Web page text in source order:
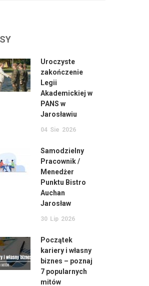
Uroczyste
zakończenie
Legii
Akademickiej w
PANS w
Jarosławiu
04 Sie 2026
Samodzielny
Pracownik /
Menedżer
Punktu Bistro
Auchan
Jarosław
30 Lip 2026
Początek
kariery i własny
biznes – poznaj
7 popularnych
mitów